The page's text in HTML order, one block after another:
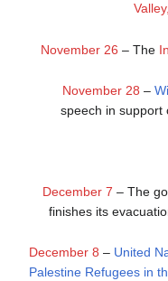
November 26 – The
November 28 –
speech in support
December 7 – The
finishes its
December 8 – United
Palestine Refugees in